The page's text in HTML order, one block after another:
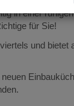
in einer
für Sie!
und bietet